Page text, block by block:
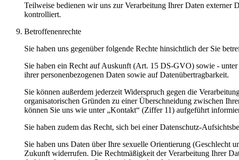
Teilweise bedienen wir uns zur Verarbeitung Ihrer Daten externer
kontrolliert.
Betroffenenrechte
Sie haben uns gegenüber folgende Rechte hinsichtlich der Sie
Sie haben ein Recht auf Auskunft (Art. 15 DS-GVO) sowie -
ihrer personenbezogenen Daten sowie auf Datenübertragbarkeit.
Sie können außerdem jederzeit Widerspruch gegen die
organisatorischen Gründen zu einer Überschneidung zwischen
können Sie uns wie unter „Kontakt“ (Ziffer 11) aufgeführt
Sie haben zudem das Recht, sich bei einer Datenschutz-
Sie haben uns Daten über Ihre sexuelle Orientierung
Zukunft widerrufen. Die Rechtmäßigkeit der Verarbeitung Ihrer